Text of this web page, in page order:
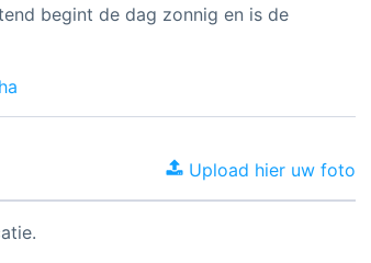
begint de dag zonnig en is de
Upload hier uw foto